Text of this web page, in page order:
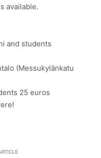
available.
and students
(Messukylänkatu
25 euros